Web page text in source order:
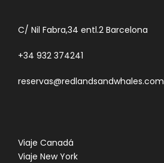
C/ Nil Fabra,34 entl.2 Barcelona
+34 932 374241
reservas@redlandsandwhales.com
Viaje Canadá
Viaje New York